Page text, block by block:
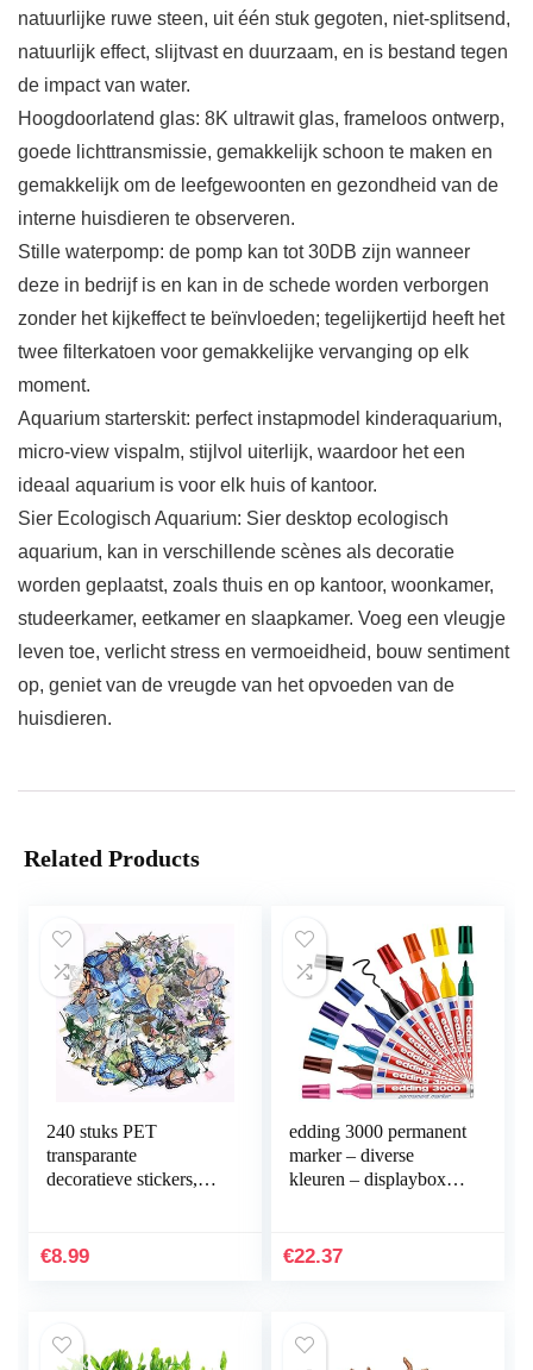
natuurlijke ruwe steen, uit één stuk gegoten, niet-splitsend,
natuurlijk effect, slijtvast en duurzaam, en is bestand tegen
de impact van water.
Hoogdoorlatend glas: 8K ultrawit glas, frameloos ontwerp,
goede lichttransmissie, gemakkelijk schoon te maken en
gemakkelijk om de leefgewoonten en gezondheid van de
interne huisdieren te observeren.
Stille waterpomp: de pomp kan tot 30DB zijn wanneer
deze in bedrijf is en kan in de schede worden verborgen
zonder het kijkeffect te beïnvloeden; tegelijkertijd heeft het
twee filterkatoen voor gemakkelijke vervanging op elk
moment.
Aquarium starterskit: perfect instapmodel kinderaquarium,
micro-view vispalm, stijlvol uiterlijk, waardoor het een
ideaal aquarium is voor elk huis of kantoor.
Sier Ecologisch Aquarium: Sier desktop ecologisch
aquarium, kan in verschillende scènes als decoratie
worden geplaatst, zoals thuis en op kantoor, woonkamer,
studeerkamer, eetkamer en slaapkamer. Voeg een vleugje
leven toe, verlicht stress en vermoeidheid, bouw sentiment
op, geniet van de vreugde van het opvoeden van de
huisdieren.
Related Products
240 stuks PET
transparante
decoratieve stickers,
voor DIY journaling
€8.99
edding 3000 permanent
marker – diverse
kleuren – displaybox
sneldrogende…
€22.37